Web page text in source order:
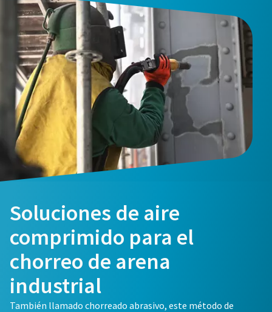
Soluciones de aire
comprimido para el
chorreo de arena
industrial
También llamado chorreado abrasivo, este método de